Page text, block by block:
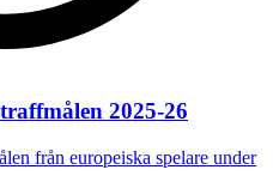
2025-26
från europeiska spelare under